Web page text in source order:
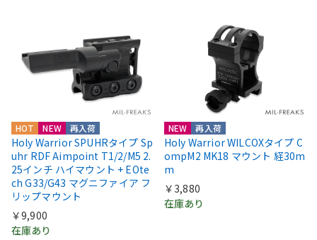
HOT NEW 再入荷
Holy Warrior SPUHRタイプ Sp
uhr RDF Aimpoint T1/2/M5 2.
25インチ ハイマウント + EOte
ch G33/G43 マグニファイア フ
リップマウント
￥9,900
在庫あり
NEW 再入荷
Holy Warrior WILCOXタイプ C
ompM2 MK18 マウント 経30m
m
￥3,880
在庫あり